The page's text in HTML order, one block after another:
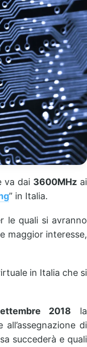
va dai 3600MHz ai
” in Italia.
le quali si avranno
maggior interesse,
in Italia che si
2018 la
di
succederà e quali